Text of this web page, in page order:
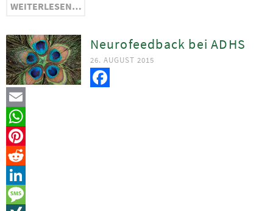
WEITERLESEN…
Neurofeedback bei ADHS
26. AUGUST 2015
Facebook
Email
WhatsApp
Pinterest
Reddit
LinkedIn